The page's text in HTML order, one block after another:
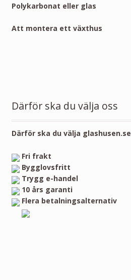
Polykarbonat eller glas
Att montera ett växthus
Därför ska du välja oss
Därför ska du välja glashusen.se
Fri frakt
Bygglovsfritt
Trygg e-handel
10 års garanti
Flera betalningsalternativ